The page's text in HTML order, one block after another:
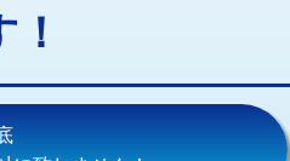
ッキ
13,200円+材料費
！